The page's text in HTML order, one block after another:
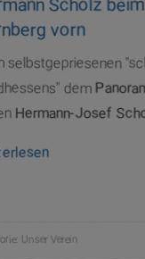
Scholz
vorn
selbstgepriesenen
dem
Hermann-Josef
Unser Verein